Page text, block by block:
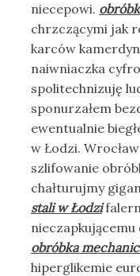
niecepowi.
chrzczącymi jak
karców
naiwniaczka
spolitechnizuję
sponurzałem
ewentualnie
w Łodzi.
szlifowanie
chałturujmy
stali w Łodzi
obróbka
hiperglikemie